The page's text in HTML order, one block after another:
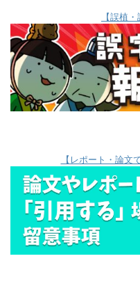
【誤植
【レポート・論文